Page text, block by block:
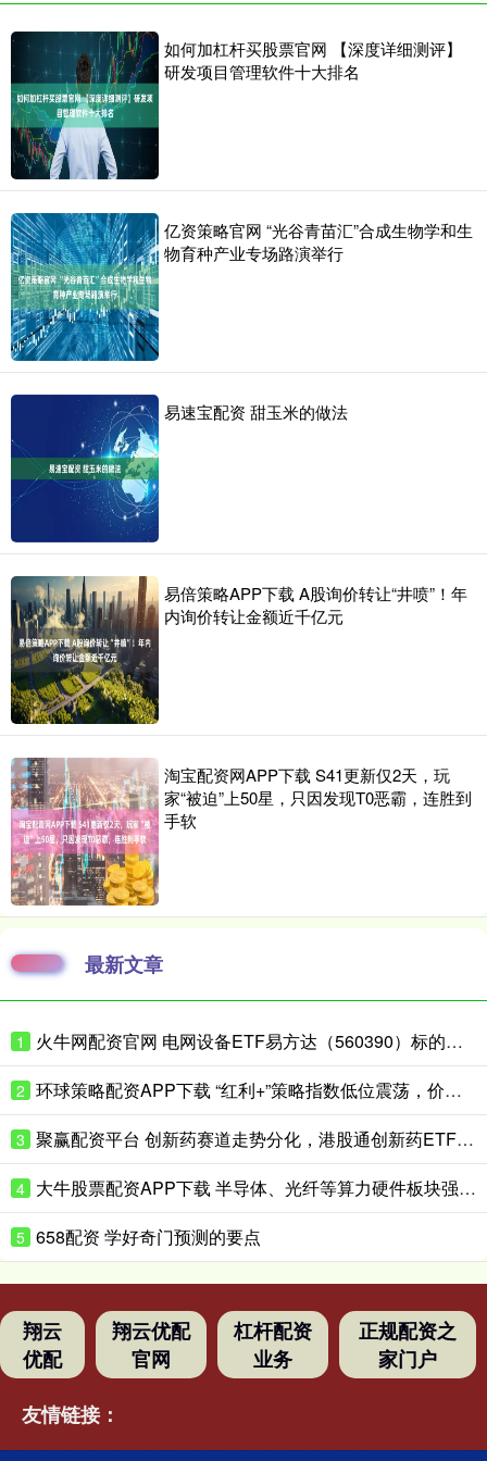
如何加杠杆买股票官网 【深度详细测评】
研发项目管理软件十大排名
亿资策略官网 “光谷青苗汇”合成生物学和生
物育种产业专场路演举行
易速宝配资 甜玉米的做法
易倍策略APP下载 A股询价转让“井喷”！年
内询价转让金额近千亿元
淘宝配资网APP下载 S41更新仅2天，玩
家“被迫”上50星，只因发现T0恶霸，连胜到
手软
最新文章
1 火牛网配资官网 电网设备ETF易方达（560390）标的指数涨近3%，一季度电网项目开工增速同比增超40%
2 环球策略配资APP下载 “红利+”策略指数低位震荡，价值ETF易方达（159263）全天净申购达8000万份
3 聚赢配资平台 创新药赛道走势分化，港股通创新药ETF易方达（159316）全天净申购超1亿份
4 大牛股票配资APP下载 半导体、光纤等算力硬件板块强势上涨，科创50指数走出“反包阳”，科创50ETF易方达（588080）交投活跃
5 658配资 学好奇门预测的要点
翔云
优配
翔云优配
官网
杠杆配资
业务
正规配资之
家门户
友情链接：